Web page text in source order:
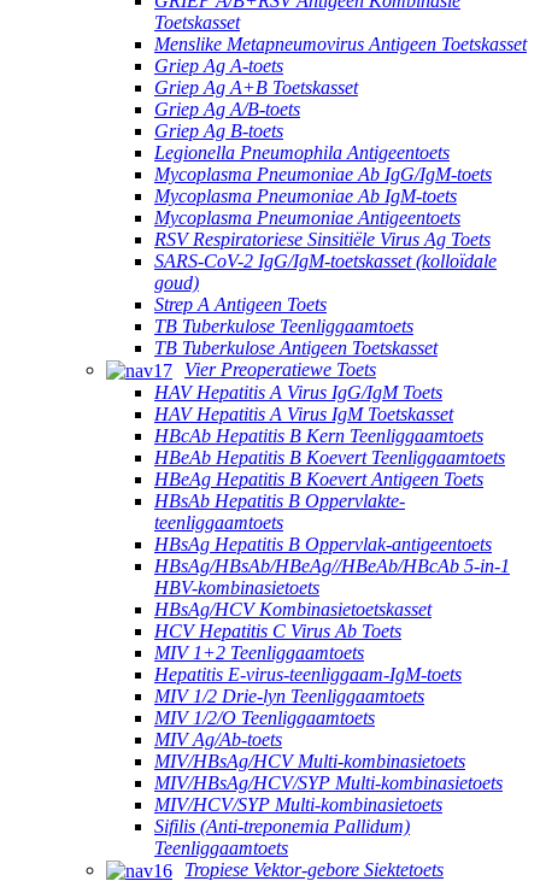
Toetskasset
Menslike Metapneumovirus Antigeen Toetskasset
Griep Ag A-toets
Griep Ag A+B Toetskasset
Griep Ag A/B-toets
Griep Ag B-toets
Legionella Pneumophila Antigeentoets
Mycoplasma Pneumoniae Ab IgG/IgM-toets
Mycoplasma Pneumoniae Ab IgM-toets
Mycoplasma Pneumoniae Antigeentoets
RSV Respiratoriese Sinsitiële Virus Ag Toets
SARS-CoV-2 IgG/IgM-toetskasset (kolloïdale
goud)
Strep A Antigeen Toets
TB Tuberkulose Teenliggaamtoets
TB Tuberkulose Antigeen Toetskasset
Vier Preoperatiewe Toets
HAV Hepatitis A Virus IgG/IgM Toets
HAV Hepatitis A Virus IgM Toetskasset
HBcAb Hepatitis B Kern Teenliggaamtoets
HBeAb Hepatitis B Koevert Teenliggaamtoets
HBeAg Hepatitis B Koevert Antigeen Toets
HBsAb Hepatitis B Oppervlakte-
teenliggaamtoets
HBsAg Hepatitis B Oppervlak-antigeentoets
HBsAg/HBsAb/HBeAg//HBeAb/HBcAb 5-in-1
HBV-kombinasietoets
HBsAg/HCV Kombinasietoetskasset
HCV Hepatitis C Virus Ab Toets
MIV 1+2 Teenliggaamtoets
Hepatitis E-virus-teenliggaam-IgM-toets
MIV 1/2 Drie-lyn Teenliggaamtoets
MIV 1/2/O Teenliggaamtoets
MIV Ag/Ab-toets
MIV/HBsAg/HCV Multi-kombinasietoets
MIV/HBsAg/HCV/SYP Multi-kombinasietoets
MIV/HCV/SYP Multi-kombinasietoets
Sifilis (Anti-treponemia Pallidum)
Teenliggaamtoets
Tropiese Vektor-gebore Siektetoets